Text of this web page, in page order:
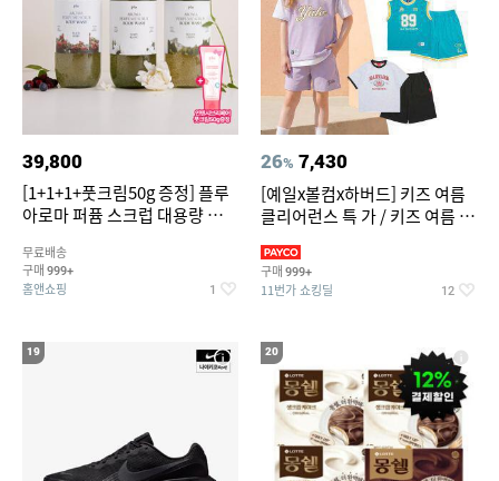
39,800
[1+1+1+풋크림50g 증정] 플루
아로마 퍼퓸 스크럽 대용량 바디
무료배송
구매 999+
홈앤쇼핑 1
26% 7,430
[예일x볼컴x하버드] 키즈 여름
클리어런스 특 가 / 키즈 여름 수
구매 999+
11번가 쇼킹딜 12
19 20